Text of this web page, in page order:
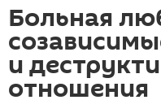
Больная
и
отношения